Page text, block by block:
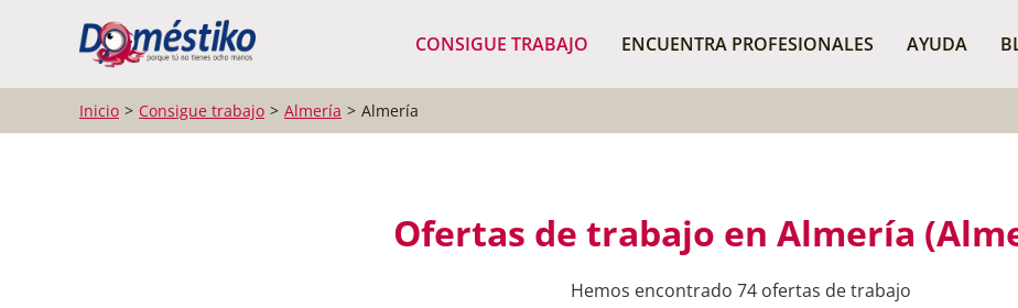
CONSIGUE TRABAJO ENCUENTRA PROFESIONALES AYUDA
Inicio Consigue trabajo Almería Almería
Ofertas de trabajo en Almería
Hemos encontrado 74 ofertas de trabajo